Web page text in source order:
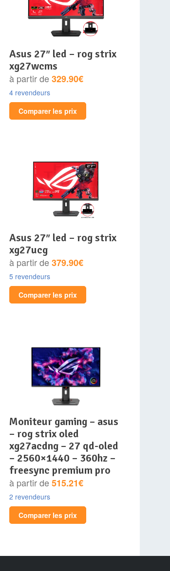
asus 27″ led – rog strix
xg27wcms
à partir de329.90€
4 revendeurs
Comparer les prix
asus 27″ led – rog strix
xg27ucg
à partir de379.90€
5 revendeurs
Comparer les prix
moniteur gaming – asus
– rog strix oled
xg27acdng – 27 qd-oled
– 2560×1440 – 360hz –
freesync premium pro
à partir de515.21€
2 revendeurs
Comparer les prix